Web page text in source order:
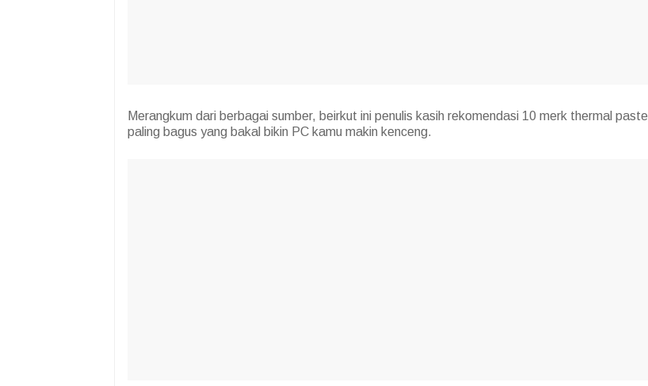
Merangkum dari berbagai sumber, beirkut ini penulis kasih rekomendasi 10 merk thermal paste
paling bagus yang bakal bikin PC kamu makin kenceng.